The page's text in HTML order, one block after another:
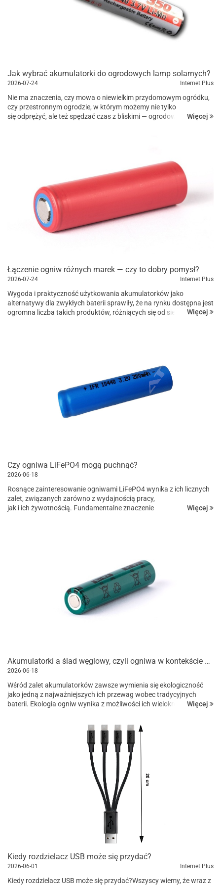
Jak wybrać akumulatorki do ogrodowych lamp solarnych?
2026-07-24 Internet Plus
Nie ma znaczenia, czy mowa o niewielkim przydomowym ogródku,
czy przestronnym ogrodzie, w którym możemy nie tylko
się odprężyć, ale też spędzać czas z bliskimi — ogrodowe lampy
Więcej
Łączenie ogniw różnych marek — czy to dobry pomysł?
2026-07-24 Internet Plus
Wygoda i praktyczność użytkowania akumulatorków jako
alternatywy dla zwykłych baterii sprawiły, że na rynku dostępna jest
ogromna liczba takich produktów, różniących się od siebie
Więcej
Czy ogniwa LiFePO4 mogą puchnąć?
2026-06-18
Rosnące zainteresowanie ogniwami LiFePO4 wynika z ich licznych
zalet, związanych zarówno z wydajnością pracy,
jak i ich żywotnością. Fundamentalne znaczenie
Więcej
Akumulatorki a ślad węglowy, czyli ogniwa w kontekście ekologii
2026-06-18
Wśród zalet akumulatorków zawsze wymienia się ekologiczność
jako jedną z najważniejszych ich przewag wobec tradycyjnych
baterii. Ekologia ogniw wynika z możliwości ich wielokrotnegoWięcej
Kiedy rozdzielacz USB może się przydać?
2026-06-01 Internet Plus
Kiedy rozdzielacz USB może się przydać?Wszyscy wiemy, że wraz z